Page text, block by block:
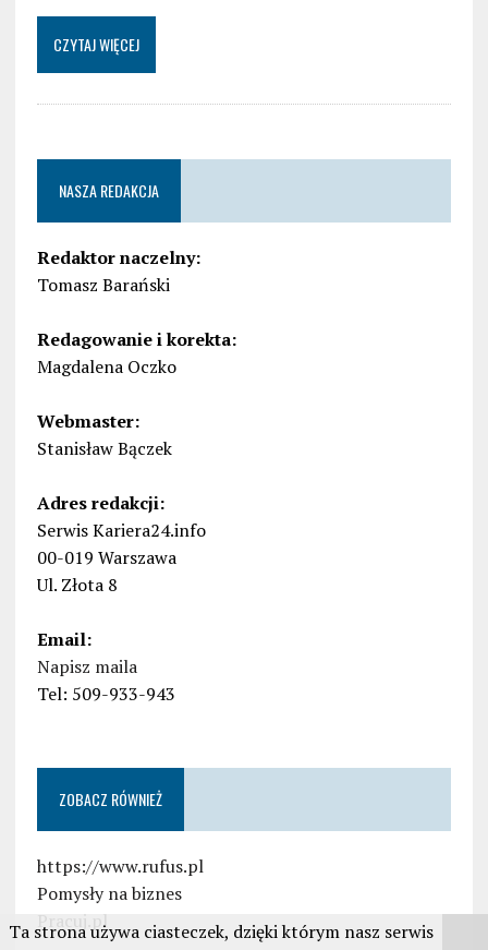
CZYTAJ WIĘCEJ
NASZA REDAKCJA
Redaktor naczelny:
Tomasz Barański
Redagowanie i korekta:
Magdalena Oczko
Webmaster:
Stanisław Bączek
Adres redakcji:
Serwis Kariera24.info
00-019 Warszawa
Ul. Złota 8
Email:
Napisz maila
Tel: 509-933-943
ZOBACZ RÓWNIEŻ
https://www.rufus.pl
Pomysły na biznes
Pracuj.pl
Ta strona używa ciasteczek, dzięki którym nasz serwis